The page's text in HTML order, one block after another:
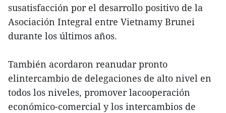
susatisfacción por el desarrollo positivo de la
Asociación Integral entre Vietnamy Brunei
durante los últimos años.
También acordaron reanudar pronto
elintercambio de delegaciones de alto nivel en
todos los niveles, promover lacooperación
económico-comercial y los intercambios de